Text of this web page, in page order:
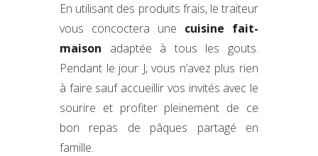
En utilisant des produits frais, le traiteur
vous concoctera une cuisine fait-
maison adaptée à tous les gouts.
Pendant le jour J, vous n’avez plus rien
à faire sauf accueillir vos invités avec le
sourire et profiter pleinement de ce
bon repas de pâques partagé en
famille.